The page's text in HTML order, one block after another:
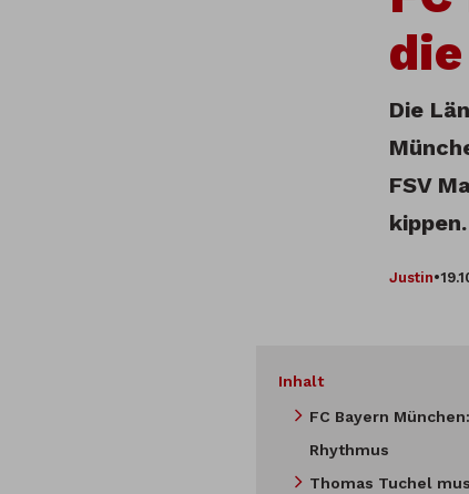
Die
FSV
Justin•
Inhalt
FC Bayern
Rhythmus
Thomas Tuchel